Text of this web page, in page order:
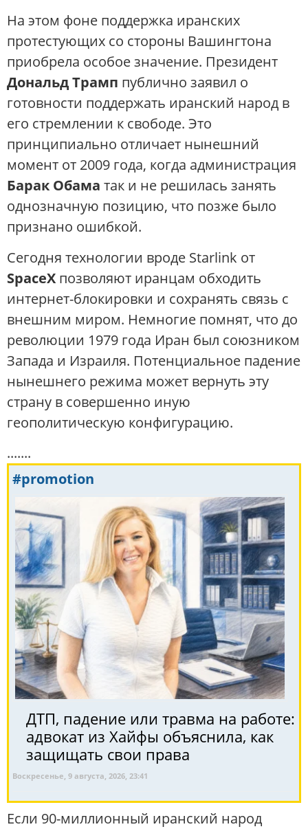
На этом фоне поддержка иранских
протестующих со стороны Вашингтона
приобрела особое значение. Президент
Дональд Трамп публично заявил о
готовности поддержать иранский народ в
его стремлении к свободе. Это
принципиально отличает нынешний
момент от 2009 года, когда администрация
Барак Обама так и не решилась занять
однозначную позицию, что позже было
признано ошибкой.
Сегодня технологии вроде Starlink от
SpaceX позволяют иранцам обходить
интернет-блокировки и сохранять связь с
внешним миром. Немногие помнят, что до
революции 1979 года Иран был союзником
Запада и Израиля. Потенциальное падение
нынешнего режима может вернуть эту
страну в совершенно иную
геополитическую конфигурацию.
.......
#promotion
ДТП, падение или травма на работе:
адвокат из Хайфы объяснила, как
защищать свои права
Воскресенье, 9 августа, 2026, 23:41
Если 90-миллионный иранский народ